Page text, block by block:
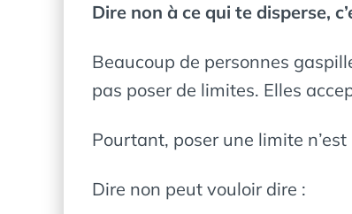
Dire non à ce qui te disperse,
Beaucoup de personnes
pas poser de limites. Elles
Pourtant, poser une limite
Dire non peut vouloir dire :